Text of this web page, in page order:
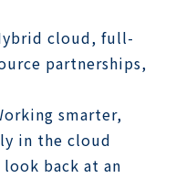
cloud, full-
partnerships,
smarter,
in the cloud
back at an